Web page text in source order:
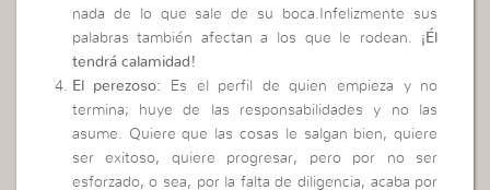
nada de lo que sale de su boca.Infelizmente sus
palabras también afectan a los que le rodean.
¡Él
tendrá calamidad!
El perezoso: Es el perfil de quien empieza y no
termina; huye de las responsabilidades y no las
asume. Quiere que las cosas le salgan bien, quiere
ser exitoso, quiere progresar, pero por no ser
esforzado, o sea, por la falta de diligencia, acaba por